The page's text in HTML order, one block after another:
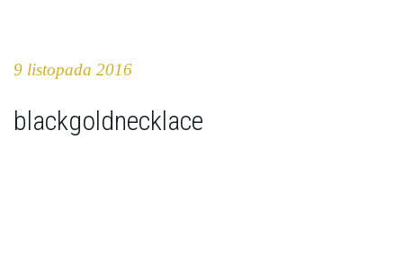
9 listopada 2016
blackgoldnecklace